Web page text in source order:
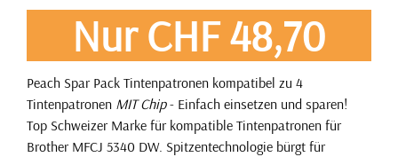
Nur CHF 48,70
Peach Spar Pack Tintenpatronen kompatibel zu 4
Tintenpatronen MIT Chip- Einfach einsetzen und sparen!
Top Schweizer Marke für kompatible Tintenpatronen für
Brother MFCJ 5340 DW. Spitzentechnologie bürgt für